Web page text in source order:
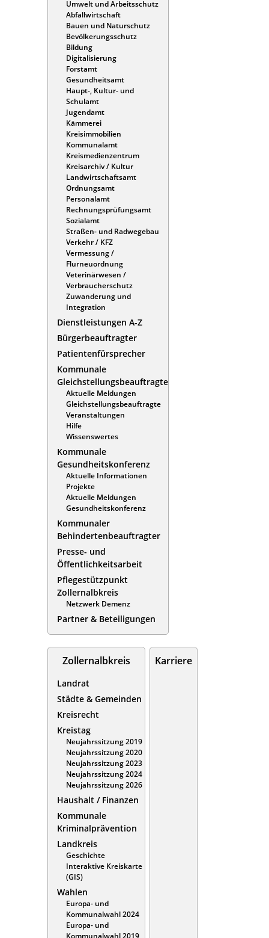
Umwelt und Arbeitsschutz
Abfallwirtschaft
Bauen und Naturschutz
Bevölkerungsschutz
Bildung
Digitalisierung
Forstamt
Gesundheitsamt
Haupt-, Kultur- und
Schulamt
Jugendamt
Kämmerei
Kreisimmobilien
Kommunalamt
Kreismedienzentrum
Kreisarchiv / Kultur
Landwirtschaftsamt
Ordnungsamt
Personalamt
Rechnungsprüfungsamt
Sozialamt
Straßen- und Radwegebau
Verkehr / KFZ
Vermessung /
Flurneuordnung
Veterinärwesen /
Verbraucherschutz
Zuwanderung und
Integration
Dienstleistungen A-Z
Bürgerbeauftragter
Patientenfürsprecher
Kommunale
Gleichstellungsbeauftragte
Aktuelle Meldungen
Gleichstellungsbeauftragte
Veranstaltungen
Hilfe
Wissenswertes
Kommunale
Gesundheitskonferenz
Aktuelle Informationen
Projekte
Aktuelle Meldungen
Gesundheitskonferenz
Kommunaler
Behindertenbeauftragter
Presse- und
Öffentlichkeitsarbeit
Pflegestützpunkt
Zollernalbkreis
Netzwerk Demenz
Partner & Beteiligungen
Zollernalbkreis
Landrat
Städte & Gemeinden
Kreisrecht
Kreistag
Neujahrssitzung 2019
Neujahrssitzung 2020
Neujahrssitzung 2023
Neujahrssitzung 2024
Neujahrssitzung 2026
Haushalt / Finanzen
Kommunale
Kriminalprävention
Landkreis
Geschichte
Interaktive Kreiskarte
(GIS)
Wahlen
Europa- und
Kommunalwahl 2024
Europa- und
Kommunalwahl 2019
Karriere